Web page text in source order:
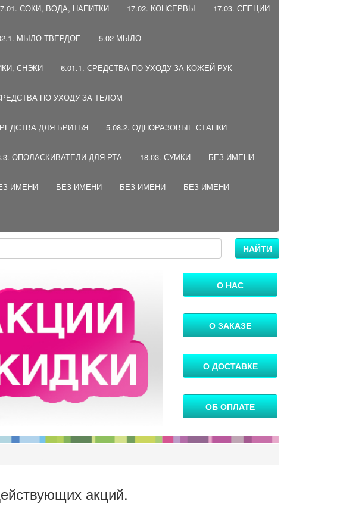
СОКИ, ВОДА, НАПИТКИ 17.02. КОНСЕРВЫ 17.03. СПЕЦИИ
МЫЛО ТВЕРДОЕ 5.02 МЫЛО
СНЭКИ 6.01.1. СРЕДСТВА ПО УХОДУ ЗА КОЖЕЙ РУК
ПО УХОДУ ЗА ТЕЛОМ
ДЛЯ БРИТЬЯ 5.08.2. ОДНОРАЗОВЫЕ СТАНКИ
ОПОЛАСКИВАТЕЛИ ДЛЯ РТА 18.03. СУМКИ БЕЗ ИМЕНИ
ИМЕНИ БЕЗ ИМЕНИ БЕЗ ИМЕНИ БЕЗ ИМЕНИ
НАЙТИ
О НАС
О ЗАКАЗЕ
О ДОСТАВКЕ
ОБ ОПЛАТЕ
акций.